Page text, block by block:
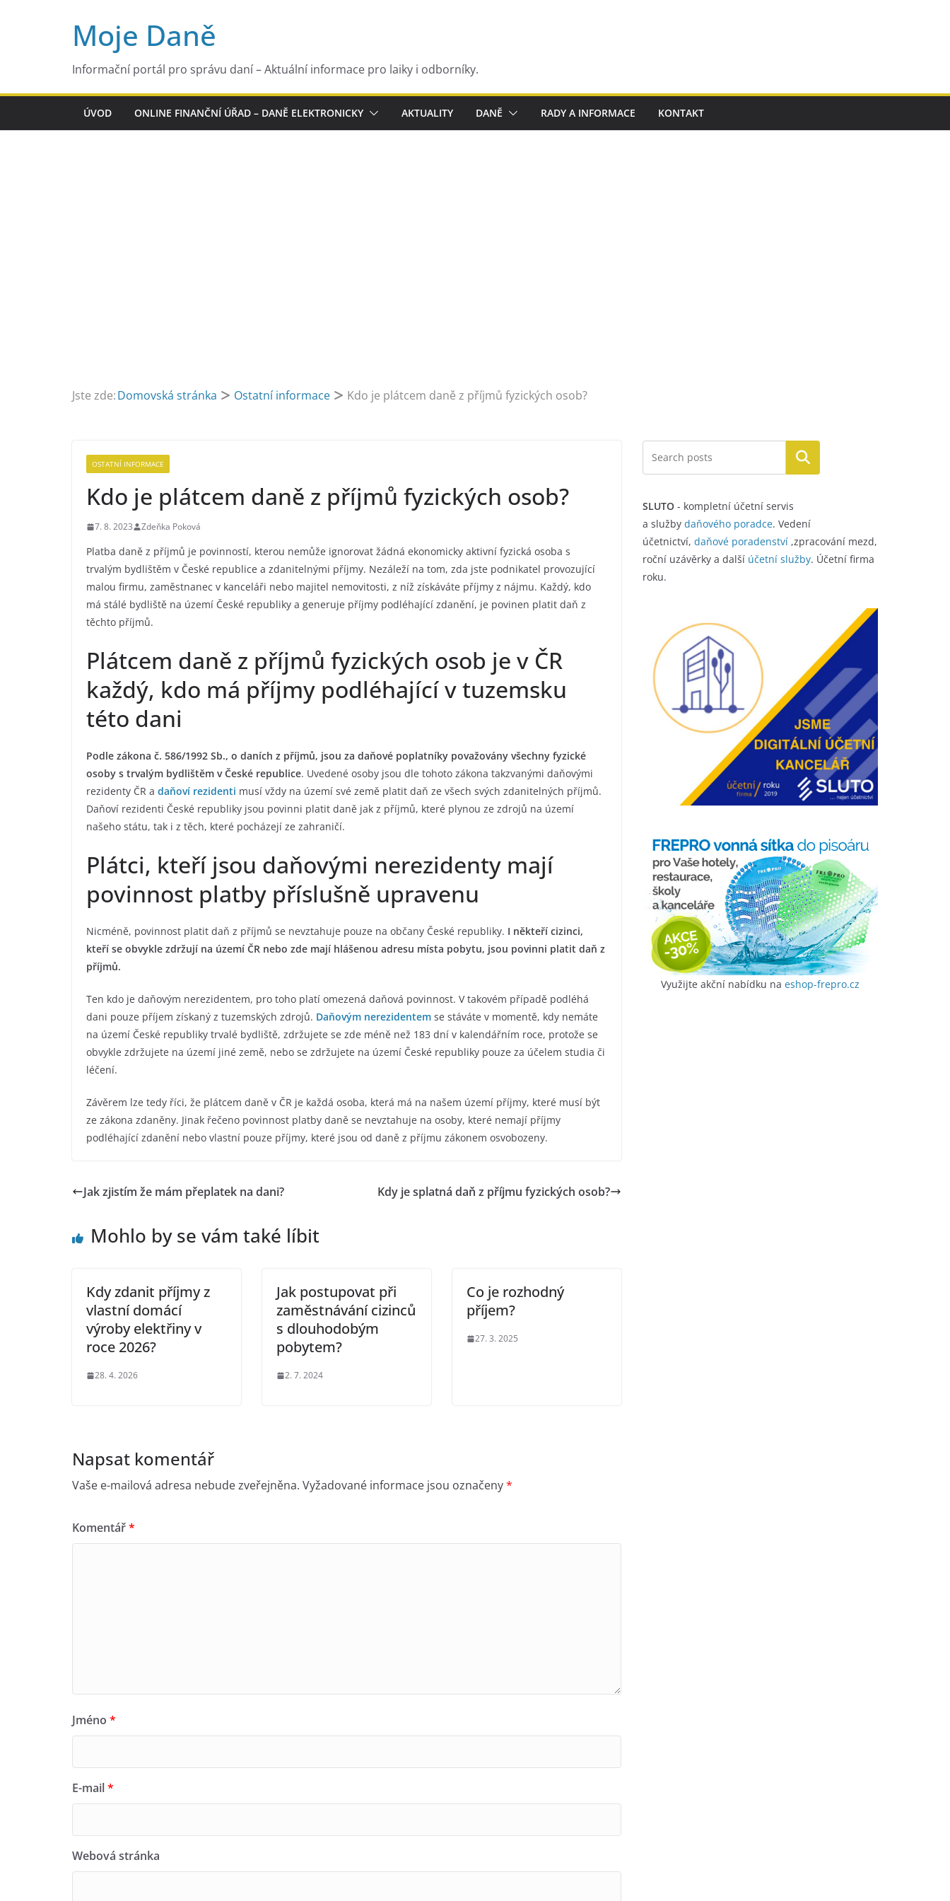
Moje Daně
Informační portál pro správu daní – Aktuální informace pro laiky i odborníky.
ÚVOD ONLINE FINANČNÍ ÚŘAD – DANĚ ELEKTRONICKY AKTUALITY DANĚ RADY A INFORMACE KONTAKT
Jste zde:Domovská stránka Ostatní informace Kdo je plátcem daně z příjmů fyzických osob?
OSTATNÍ INFORMACE
Kdo je plátcem daně z příjmů fyzických osob?
7. 8. 2023 Zdeňka Poková
Platba daně z příjmů je povinností, kterou nemůže ignorovat žádná ekonomicky aktivní fyzická osoba s
trvalým bydlištěm v České republice a zdanitelnými příjmy. Nezáleží na tom, zda jste podnikatel provozující
malou firmu, zaměstnanec v kanceláři nebo majitel nemovitosti, z níž získáváte příjmy z nájmu. Každý, kdo
má stálé bydliště na území České republiky a generuje příjmy podléhající zdanění, je povinen platit daň z
těchto příjmů.
Plátcem daně z příjmů fyzických osob je v ČR
každý, kdo má příjmy podléhající v tuzemsku
této dani
Podle zákona č. 586/1992 Sb., o daních z příjmů, jsou za daňové poplatníky považovány všechny fyzické
osoby s trvalým bydlištěm v České republice. Uvedené osoby jsou dle tohoto zákona takzvanými daňovými
rezidenty ČR a daňoví rezidenti musí vždy na území své země platit daň ze všech svých zdanitelných příjmů.
Daňoví rezidenti České republiky jsou povinni platit daně jak z příjmů, které plynou ze zdrojů na území
našeho státu, tak i z těch, které pocházejí ze zahraničí.
Plátci, kteří jsou daňovými nerezidenty mají
povinnost platby příslušně upravenu
Nicméně, povinnost platit daň z příjmů se nevztahuje pouze na občany České republiky. I někteří cizinci,
kteří se obvykle zdržují na území ČR nebo zde mají hlášenou adresu místa pobytu, jsou povinni platit daň z
příjmů.
Ten kdo je daňovým nerezidentem, pro toho platí omezená daňová povinnost. V takovém případě podléhá
dani pouze příjem získaný z tuzemských zdrojů. Daňovým nerezidentem se stáváte v momentě, kdy nemáte
na území České republiky trvalé bydliště, zdržujete se zde méně než 183 dní v kalendářním roce, protože se
obvykle zdržujete na území jiné země, nebo se zdržujete na území České republiky pouze za účelem studia či
léčení.
Závěrem lze tedy říci, že plátcem daně v ČR je každá osoba, která má na našem území příjmy, které musí být
ze zákona zdaněny. Jinak řečeno povinnost platby daně se nevztahuje na osoby, které nemají příjmy
podléhající zdanění nebo vlastní pouze příjmy, které jsou od daně z příjmu zákonem osvobozeny.
Jak zjistím že mám přeplatek na dani? Kdy je splatná daň z příjmu fyzických osob?
Mohlo by se vám také líbit
Kdy zdanit příjmy z
vlastní domácí
výroby elektřiny v
roce 2026?
28. 4. 2026
Jak postupovat při
zaměstnávání cizinců
s dlouhodobým
pobytem?
2. 7. 2024
Co je rozhodný
příjem?
27. 3. 2025
Napsat komentář
Vaše e-mailová adresa nebude zveřejněna. Vyžadované informace jsou označeny*
Komentář*
Jméno *
E-mail*
Webová stránka
Hledat
SLUTO - kompletní účetní servis
a služby daňového poradce. Vedení
účetnictví, daňové poradenství ,zpracování mezd,
roční uzávěrky a další účetní služby. Účetní firma
roku.
Využijte akční nabídku na eshop-frepro.cz